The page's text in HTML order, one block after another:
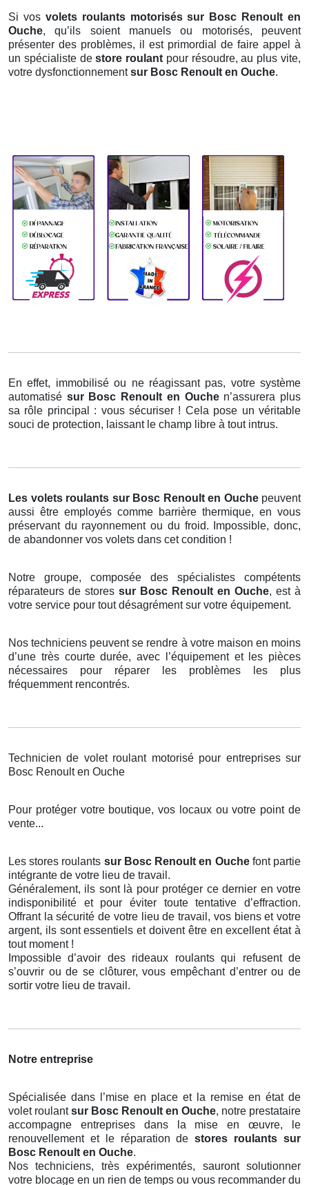
Si vos volets roulants motorisés sur Bosc Renoult en
Ouche, qu’ils soient manuels ou motorisés, peuvent
présenter des problèmes, il est primordial de faire appel à
un spécialiste destore roulantpour résoudre, au plus vite,
votre dysfonctionnementsur Bosc Renoult en Ouche.
En effet, immobilisé ou ne réagissant pas, votre système
automatisé sur Bosc Renoult en Ouche n’assurera plus
sa rôle principal : vous sécuriser ! Cela pose un véritable
souci de protection, laissant le champ libre à tout intrus.
Les volets roulants sur Bosc Renoult en Ouche peuvent
aussi être employés comme barrière thermique, en vous
préservant du rayonnement ou du froid. Impossible, donc,
de abandonner vos volets dans cet condition !
Notre groupe, composée des spécialistes compétents
réparateurs de stores sur Bosc Renoult en Ouche, est à
votre service pour tout désagrément sur votre équipement.
Nos techniciens peuvent se rendre à votre maison en moins
d’une très courte durée, avec l’équipement et les pièces
nécessaires pour réparer les problèmes les plus
fréquemment rencontrés.
Technicien de volet roulant motorisé pour entreprises sur
Bosc Renoult en Ouche
Pour protéger votre boutique, vos locaux ou votre point de
vente...
Les stores roulants sur Bosc Renoult en Ouche font partie
intégrante de votre lieu de travail.
Généralement, ils sont là pour protéger ce dernier en votre
indisponibilité et pour éviter toute tentative d’effraction.
Offrant la sécurité de votre lieu de travail, vos biens et votre
argent, ils sont essentiels et doivent être en excellent état à
tout moment !
Impossible d’avoir des rideaux roulants qui refusent de
s’ouvrir ou de se clôturer, vous empêchant d’entrer ou de
sortir votre lieu de travail.
Notre entreprise
Spécialisée dans l’mise en place et la remise en état de
volet roulantsur Bosc Renoult en Ouche, notre prestataire
accompagne entreprises dans la mise en œuvre, le
renouvellement et le réparation destores roulants sur
Bosc Renoult en Ouche.
Nos techniciens, très expérimentés, sauront solutionner
votre blocage en un rien de temps ou vous recommander du